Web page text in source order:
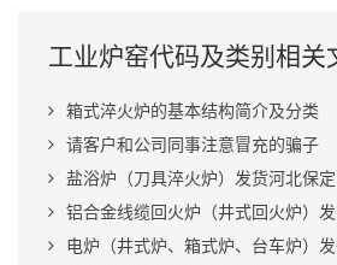
工业炉窑代码及类别相关
箱式淬火炉的基本结构简介及分类
请客户和公司同事注意冒充的骗子
盐浴炉（刀具淬火炉）发货河北保定
铝合金线缆回火炉（井式回火炉）
电炉（井式炉、箱式炉、台车炉）